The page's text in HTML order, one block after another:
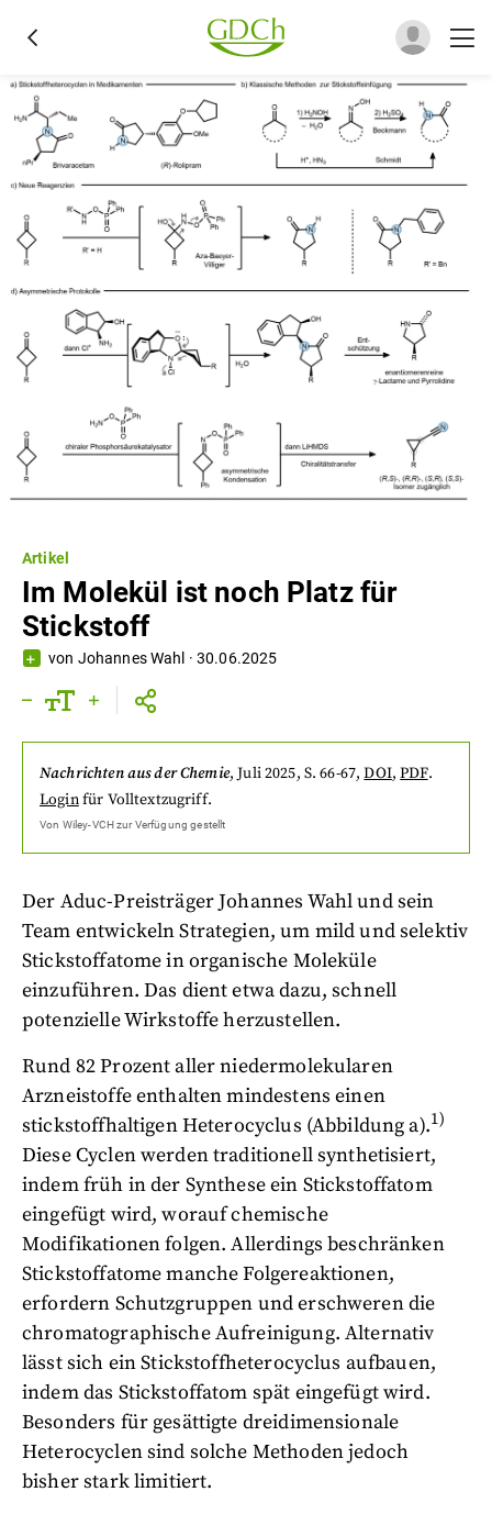
Artikel
Im Molekül ist noch Platz für
Stickstoff
von Johannes Wahl ·30.06.2025
Nachrichten aus der Chemie,Juli 2025, S. 66-67,DOI,PDF.
Loginfür Volltextzugriff.
Von Wiley-VCHzur Verfügung gestellt
Der Aduc-Preisträger Johannes Wahl und sein
Team entwickeln Strategien, um mild und selektiv
Stickstoffatome in organische Moleküle
einzuführen. Das dient etwa dazu, schnell
potenzielle Wirkstoffe herzustellen.
Rund 82 Prozent aller niedermolekularen
Arzneistoffe enthalten mindestens einen
stickstoffhaltigen Heterocyclus (Abbildung a).1)
Diese Cyclen werden traditionell synthetisiert,
indem früh in der Synthese ein Stickstoffatom
eingefügt wird, worauf chemische
Modifikationen folgen. Allerdings beschränken
Stickstoffatome manche Folgereaktionen,
erfordern Schutzgruppen und erschweren die
chromatographische Aufreinigung. Alternativ
lässt sich ein Stickstoffheterocyclus aufbauen,
indem das Stickstoffatom spät eingefügt wird.
Besonders für gesättigte dreidimensionale
Heterocyclen sind solche Methoden jedoch
bisher stark limitiert.